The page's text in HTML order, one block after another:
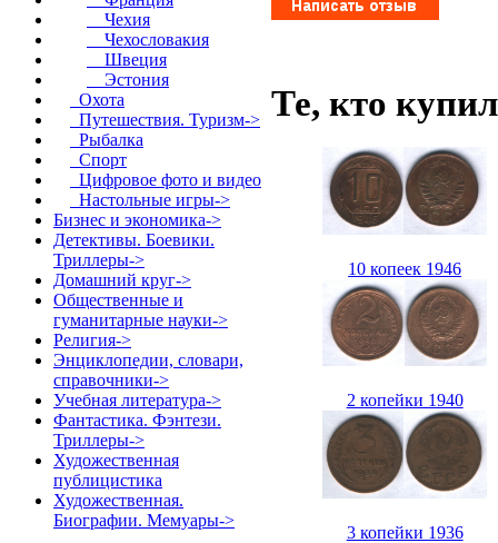
Чехия
Чехословакия
Швеция
Эстония
Охота
Путешествия. Туризм->
Рыбалка
Спорт
Цифровое фото и видео
Настольные игры->
Бизнес и экономика->
Детективы. Боевики.
Триллеры->
Домашний круг->
Общественные и
гуманитарные науки->
Религия->
Энциклопедии, словари,
справочники->
Учебная литература->
Фантастика. Фэнтези.
Триллеры->
Художественная
публицистика
Художественная.
Биографии. Мемуары->
Те, кто
10 копеек 1946
2 копейки 1940
3 копейки 1936